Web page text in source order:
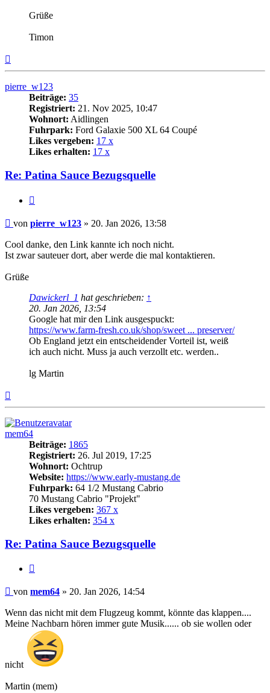
Grüße
Timon
oben
pierre_w123
Beiträge: 35
Registriert: 21. Nov 2025, 10:47
Wohnort: Aidlingen
Fuhrpark: Ford Galaxie 500 XL 64 Coupé
Likes vergeben: 17 x
Likes erhalten: 17 x
Re: Patina Sauce Bezugsquelle
Beitrag
von pierre_w123 » 20. Jan 2026, 13:58
Cool danke, den Link kannte ich noch nicht.
Ist zwar sauteuer dort, aber werde die mal kontaktieren.
Grüße
Dawickerl_1 hat geschrieben: ↑
20. Jan 2026, 13:54
Google hat mir den Link ausgespuckt:
https://www.farm-fresh.co.uk/shop/sweet ... preserver/
Ob England jetzt ein entscheidender Vorteil ist, weiß
ich auch nicht. Muss ja auch verzollt etc. werden..
lg Martin
mem64
Beiträge: 1865
Registriert: 26. Jul 2019, 17:25
Wohnort: Ochtrup
Website: https://www.early-mustang.de
Fuhrpark: 64 1/2 Mustang Cabrio
70 Mustang Cabrio "Projekt"
Likes vergeben: 367 x
Likes erhalten: 354 x
Re: Patina Sauce Bezugsquelle
Beitrag
von mem64 » 20. Jan 2026, 14:54
Wenn das nicht mit dem Flugzeug kommt, könnte das klappen....
Meine Nachbarn hören immer gute Musik...... ob sie wollen oder
nicht
Martin (mem)